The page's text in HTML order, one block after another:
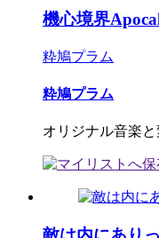
機心境界
粋鳩プラム
粋鳩プラム
オリジナル音楽と